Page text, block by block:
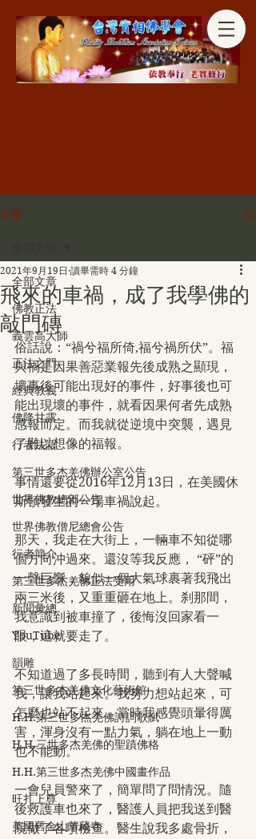
分享
文章
全部文章
佛教正法
義雲高大師
正法之門
經典教義
佛降甘露
行者法語
第三世多杰羌佛辦公室公告
世界佛教總部公告
世界佛教僧尼總會公告
行者簡介
第三世多杰羌佛正法受用
新聞彙總
YouTube
韻雕
第三世多杰羌佛文化藝術館
H.H.第三世多杰羌佛詩詞歌賦
H.H.三世多杰羌佛的聖蹟佛格
H.H.第三世多杰羌佛中國畫作品
旺扎上尊
美國舊金山華藏寺
飛來的車禍，成了我學佛的
敲門磚
2021年9月19日 讀畢需時 4 分鐘
俗話說：“禍兮福所倚,福兮禍所伏”。福
與禍是因果善惡業報先後成熟之顯現，
壞事後可能出現好的事件，好事後也可
能出現壞的事件，就看因果何者先成熟
感報而定。而我就從逆境中突襲，遇見
了難以想像的福報。
事情還要從2016年12月13日，在美國休
斯頓發生的一場車禍說起。
那天，我走在大街上，一輛車不知從哪
個方向沖過來。還沒等我反應， “砰”的
一聲巨響，貌似一個大氣球裹著我飛出
兩三米後，又重重砸在地上。刹那間，
我意識到被車撞了，後悔沒回家看一
眼，這就要走了。
不知道過了多長時間，聽到有人大聲喊
我，讓我站起來。我努力想站起來，可
怎麼也站不起來。當時我感覺頭暈得厲
害，渾身沒有一點力氣，躺在地上一動
也不能動。
一會兒員警來了，簡單問了問情況。隨
後救護車也來了，醫護人員把我送到醫
院做了各項檢查。醫生說我多處骨折，